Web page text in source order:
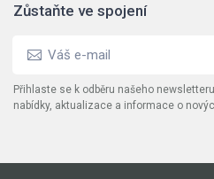
Zůstaňte ve spojení
Přihlaste se k odběru našeho
nabídky, aktualizace a informace o